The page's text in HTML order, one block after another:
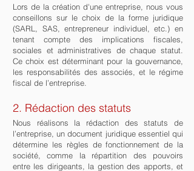
Lors de la création d'une entreprise, nous vous
conseillons sur le choix de la forme juridique
(SARL, SAS, entrepreneur individuel, etc.) en
tenant compte des implications fiscales,
sociales et administratives de chaque statut.
Ce choix est déterminant pour la gouvernance,
les responsabilités des associés, et le régime
fiscal de l’entreprise.
2. Rédaction des statuts
Nous réalisons la rédaction des statuts de
l’entreprise, un document juridique essentiel qui
détermine les règles de fonctionnement de la
société, comme la répartition des pouvoirs
entre les dirigeants, la gestion des apports, et